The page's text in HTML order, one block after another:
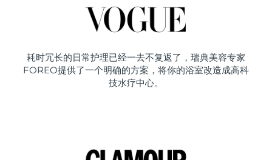
耗时冗长的日常护理已经一去不复返了，瑞典美容专家
FOREO提供了一个明确的方案，将你的浴室改造成高科
技水疗中心。